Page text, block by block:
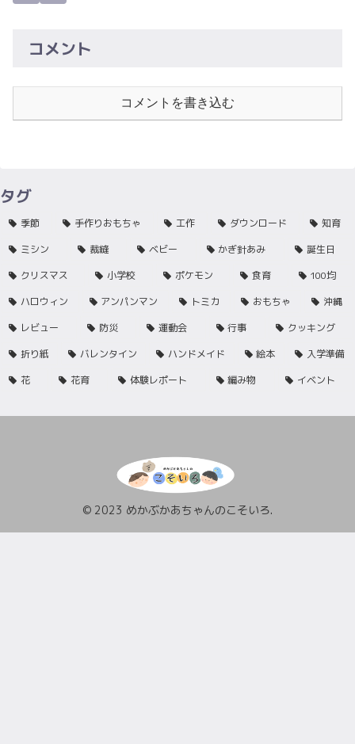
コメント
コメントを書き込む
タグ
季節 手作りおもちゃ 工作 ダウンロード
知育
ミシン
裁縫 ベビー かぎ針あみ
誕生日
クリスマス
小学校 ポケモン 食育
100均
ハロウィン
アンパンマン トミカ おもちゃ
沖縄
レビュー
防災 運動会 行事
クッキング
折り紙
バレンタイン ハンドメイド 絵本
入学準備
花
花育 体験レポート 編み物 イベント
© 2023 めかぶかあちゃんのこそいろ.